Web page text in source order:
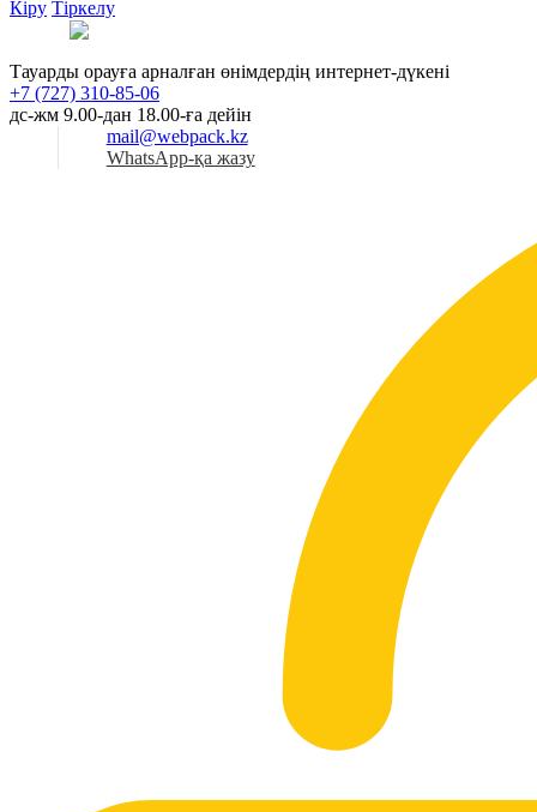
Кіру Тіркелу
Тауарды орауға арналған өнімдердің интернет-дүкені
+7 (727) 310-85-06
дс-жм 9.00-дан 18.00-ға дейін
mail@webpack.kz
WhatsApp-қа жазу